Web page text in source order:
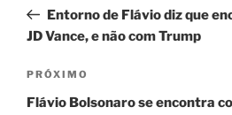
Post
anterior
Entorno de Flávio diz que
JD Vance, e não com Trump
Próximo
post
PRÓXIMO
Flávio Bolsonaro se encontra